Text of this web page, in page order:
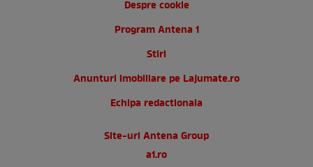
Despre cookie
Program Antena 1
Stiri
Anunturi imobiliare pe Lajumate.ro
Echipa redactionala
Site-uri Antena Group
a1.ro